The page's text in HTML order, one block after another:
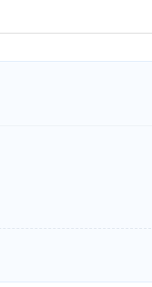
中
인제
동해
李